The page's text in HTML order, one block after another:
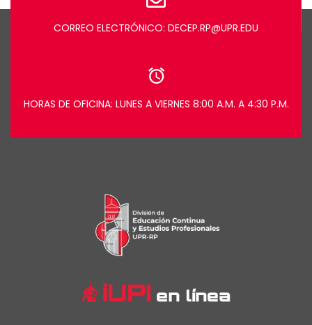
CORREO ELECTRÓNICO: DECEP.RP@UPR.EDU
HORAS DE OFICINA: LUNES A VIERNES 8:00 A.M. A 4:30 P.M.